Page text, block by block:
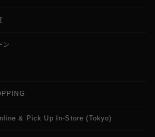
ン
& Pick Up In-Store (Tokyo)